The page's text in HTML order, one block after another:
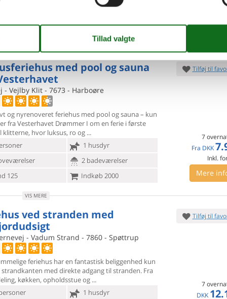
250
Indkøb 2400 Mere
med pool og sauna
- Vejlby Klit - 7673 - Harboøre
og nyrenoveret feriehus med pool og sauna – kun
fraVesterhavet Drømmer I om en ferie i første
klitterne, hvor luksus, ro og
1 husdyr
2 badeværelser
125
Indkøb 2000
Tilføj til
7
Fra DKK
Inkl.
Mere
VIS MERE
ved stranden med
- Vadum Strand - 7860 - Spøttrup
feriehus har en fantastisk beliggenhed kun
strandkanten med direkte adgang til stranden. Fra
køkken, opholdsstue og
1 husdyr
Tilføj til
7
DKK